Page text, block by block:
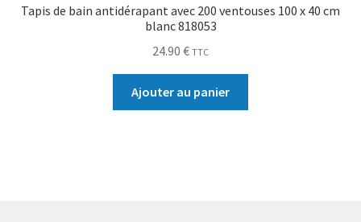
Tapis de bain antidérapant avec 200 ventouses 100 x 40 cm
blanc 818053
24.90 € TTC
Ajouter au panier